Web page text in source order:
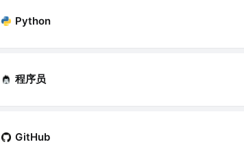
Python
程序员
GitHub